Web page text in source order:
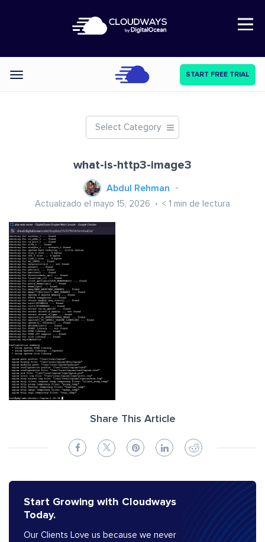
Open Nav
Categories START FREE TRIAL
Select Category
what-is-http3-image3
Abdul Rehman
Actualizado el mayo 15, 2026 < 1 min de lectura
Share This Article
Start Growing with Cloudways
Today.
Our Clients Love us because we never